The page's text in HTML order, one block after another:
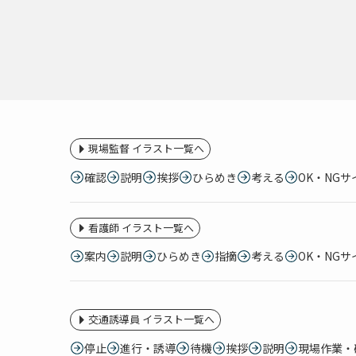
現場監督 イラスト一覧へ
確認 説明 挨拶 ひらめき 考える OK・NGサ
看護師 イラスト一覧へ
案内 説明 ひらめき 指摘 考える OK・NGサ
交通誘導員 イラスト一覧へ
停止 進行・誘導 待機 挨拶 説明 現場作業